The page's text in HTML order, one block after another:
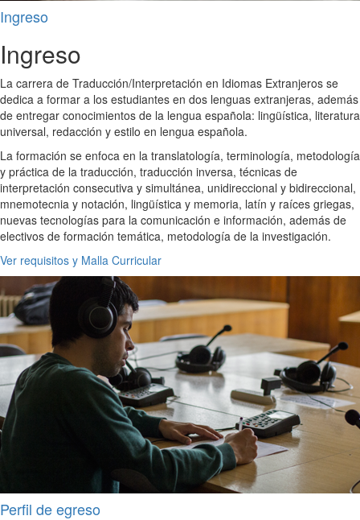
Ingreso
Ingreso
La carrera de Traducción/Interpretación en Idiomas Extranjeros se
dedica a formar a los estudiantes en dos lenguas extranjeras, además
de entregar conocimientos de la lengua española: lingüística, literatura
universal, redacción y estilo en lengua española.
La formación se enfoca en la translatología, terminología, metodología
y práctica de la traducción, traducción inversa, técnicas de
interpretación consecutiva y simultánea, unidireccional y bidireccional,
mnemotecnia y notación, lingüística y memoria, latín y raíces griegas,
nuevas tecnologías para la comunicación e información, además de
electivos de formación temática, metodología de la investigación.
Ver requisitos y Malla Curricular
Perfil de egreso